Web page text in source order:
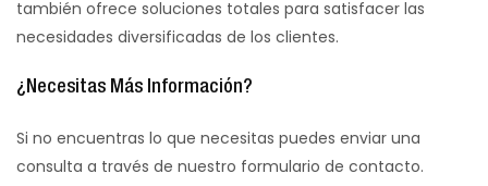
también ofrece soluciones totales para satisfacer las
necesidades diversificadas de los clientes.
¿Necesitas Más Información?
Si no encuentras lo que necesitas puedes enviar una
consulta a través de nuestro formulario de contacto.